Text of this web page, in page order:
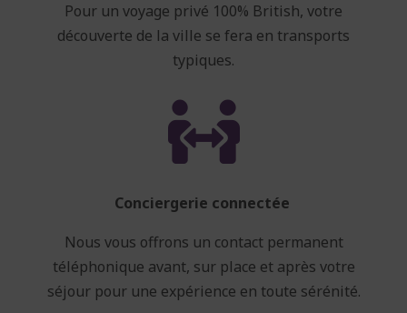
Pour un voyage privé 100% British, votre
découverte de la ville se fera en transports
typiques.

Conciergerie connectée
Nous vous offrons un contact permanent
téléphonique avant, sur place et après votre
séjour pour une expérience en toute sérénité.